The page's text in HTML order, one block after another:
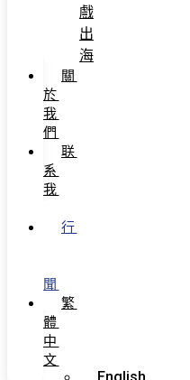
戲
出
海
關
於
我
們
联
系
我
行
聞
繁
體
中
文